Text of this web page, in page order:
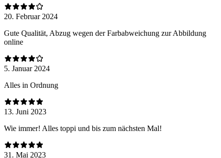
20. Februar 2024
Gute Qualität, Abzug wegen der Farbabweichung zur Abbildung
online
5. Januar 2024
Alles in Ordnung
13. Juni 2023
Wie immer! Alles toppi und bis zum nächsten Mal!
31. Mai 2023